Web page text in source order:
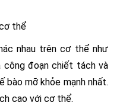
thể
nhau trên cơ thể như
công đoạn chiết tách và
bào mỡ khỏe mạnh nhất.
cao với cơ thể.